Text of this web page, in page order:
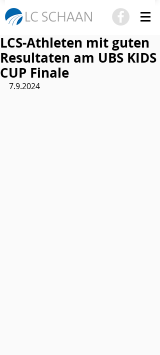
LCS-Athleten mit guten
Resultaten am UBS KIDS
CUP Finale
7.9.2024